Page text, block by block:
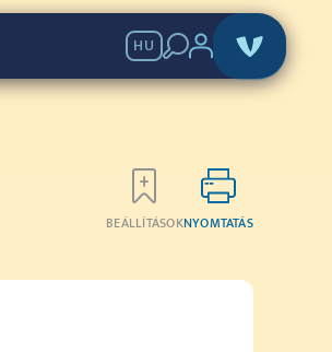
HU
BEÁLLÍTÁSOKNYOMTATÁS